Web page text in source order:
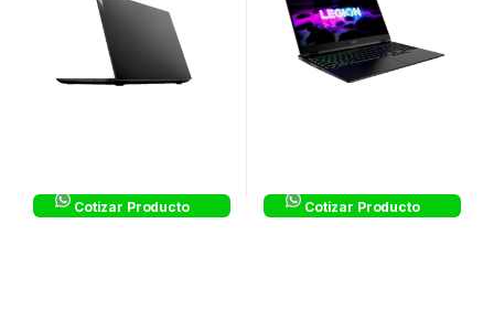
Cotizar Producto Cotizar Producto